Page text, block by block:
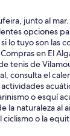
con baño
con baño
con baño
con baño
área
pong.
con sus
la terraza que
junto al
opciones
lo tuyo son las
en El
tenis de
consulta el
o esquí
la naturaleza al
o la